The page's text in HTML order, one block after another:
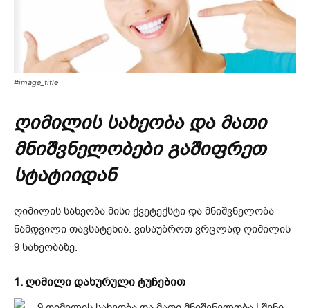
#image_title
ღიმილის სახეობა და მათი
მნიშვნელობები გაშიფრეთ
სტატიიდან
ღიმილის სახეობა მისი ქვეტექსტი და მნიშვნელობა
ნამდვილი თავსატეხია. ვისაუბროთ ვრცლად ღიმილის
9 სახეობაზე.
1. ღიმილი დახურული ტუჩებით